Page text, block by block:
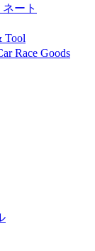
ート
Tool
Race Goods